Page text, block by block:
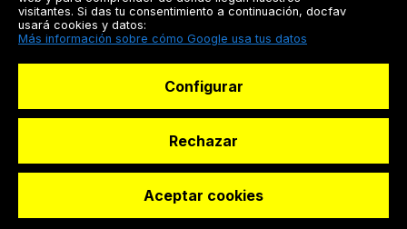
Solicitar reserva
Docfav
© Dashboard Technologies S.L
visitantes. Si das tu consentimiento a continuación, docfav
usará cookies y datos:
Más información sobre cómo Google usa tus datos
Configurar
Rechazar
Aceptar cookies